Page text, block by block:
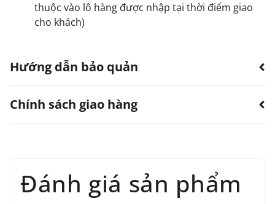
thuộc vào lô hàng được nhập tại thời điểm giao
cho khách)
Hướng dẫn bảo quản
Hạn chế sản phẩm bị thấm nước.
phẩm.
Tránh ánh nắng trực tiếp, nhiệt độ cao, hạn chế
Chính sách giao hàng
đơn hàng mà quý khách đặt với chúng tôi. Chúng tôi hỗ
Đánh giá sản phẩm